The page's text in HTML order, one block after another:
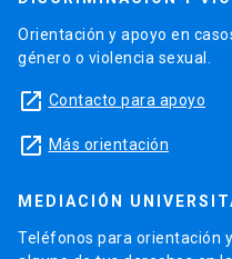
Orientación y apoyo en
género o violencia sexual.
launch Contacto para apoyo
launch Más orientación
MEDIACIÓN
Teléfonos para orientación